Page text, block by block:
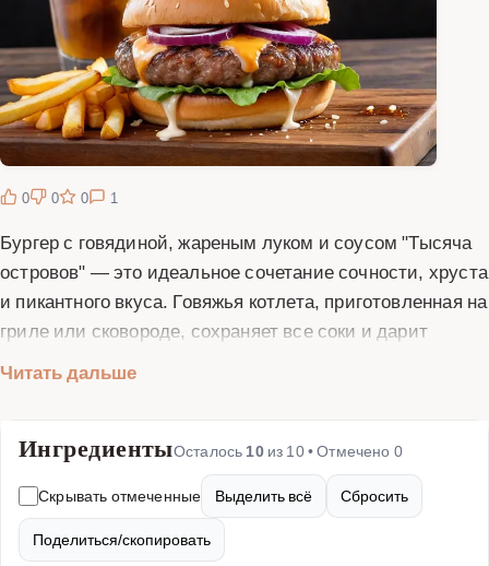
0 0 0 1
Бургер с говядиной, жареным луком и соусом "Тысяча
островов" — это идеальное сочетание сочности, хруста
и пикантного вкуса. Говяжья котлета, приготовленная на
гриле или сковороде, сохраняет все соки и дарит
добавляет сладковатые нотки и приятную текстуру.
сливочностью связывает все ингредиенты в единую
гармонию. Подается бургер на мягкой булочке с
кунжутом, которая идеально дополняет начинку. Этот
рецепт подойдет как для семейного ужина, так и для
Читать дальше
ИнгредиентыОсталось 10из 10• Отмечено 0
Скрывать отмеченные Выделить всё Сбросить
Поделиться/скопировать